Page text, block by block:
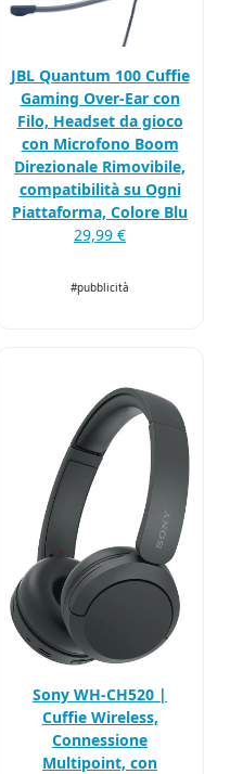
JBL Quantum 100 Cuffie
Gaming Over-Ear con
Filo, Headset da gioco
con Microfono Boom
Direzionale Rimovibile,
compatibilità su Ogni
Piattaforma, Colore Blu
29,99 €
#pubblicità
Sony WH-CH520 |
Cuffie Wireless,
Connessione
Multipoint, con